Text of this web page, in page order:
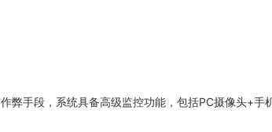
手段，系统具备高级监控功能，包括PC摄像头+